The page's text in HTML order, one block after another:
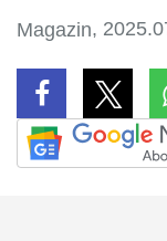
Magazin,